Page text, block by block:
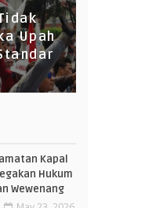
Upah
Kapal
Hukum
Wewenang